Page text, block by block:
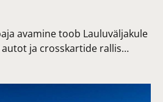
avamine toob Lauluväljakule
ja crosskartide rallis…